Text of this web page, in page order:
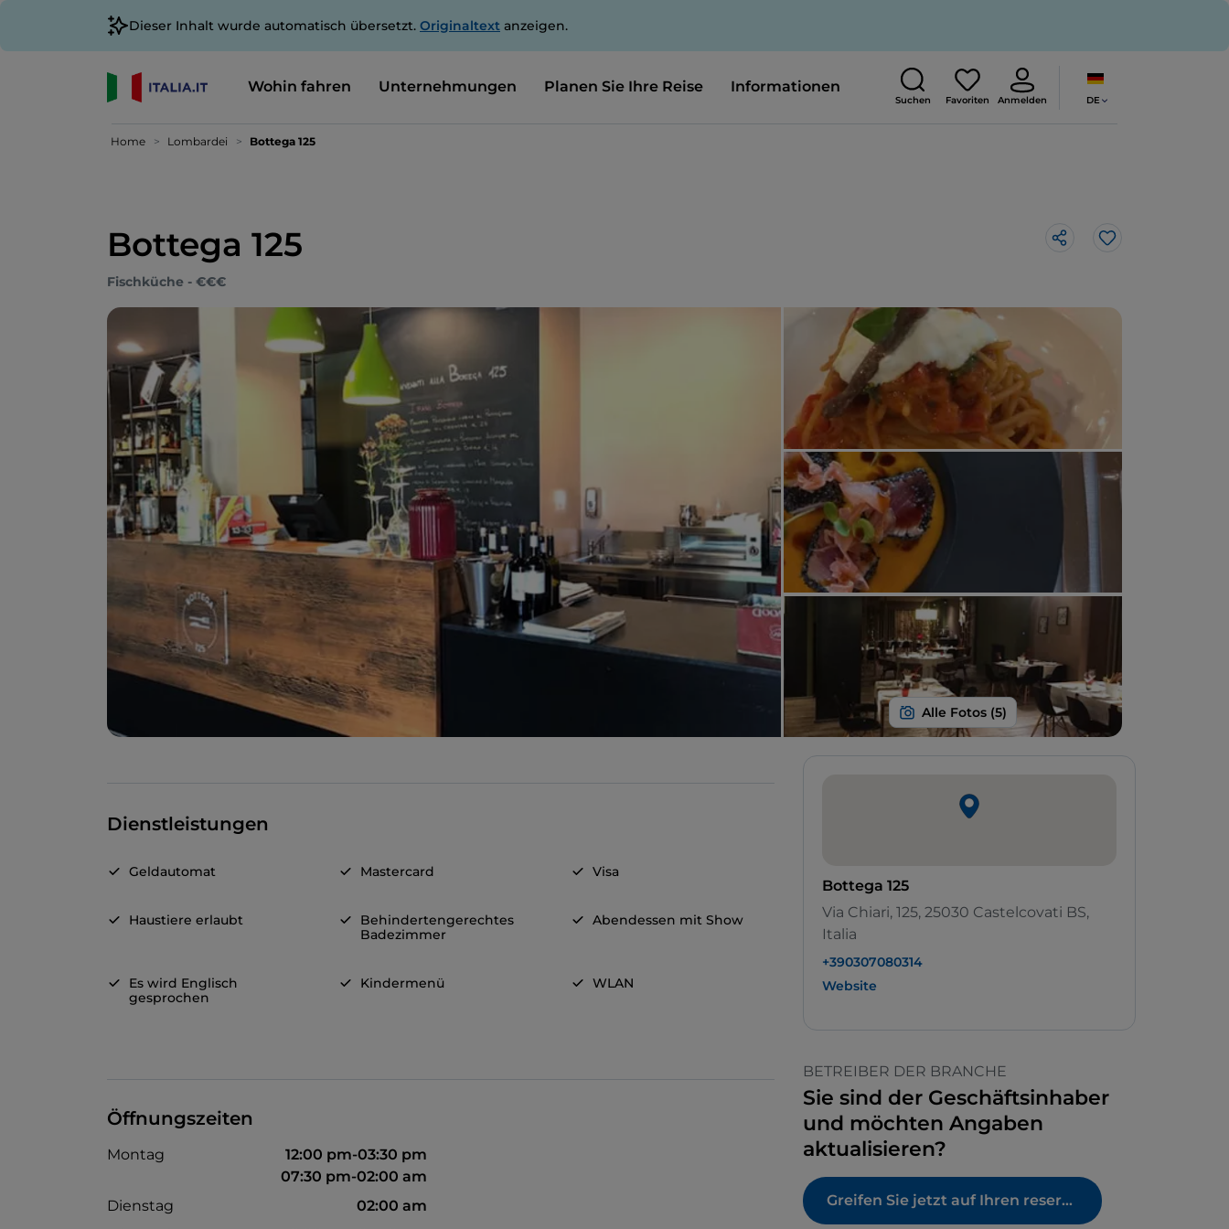
Dieser Inhalt wurde automatisch übersetzt. Originaltext anzeigen.
Wohin fahren Unternehmungen Planen Sie Ihre Reise Informationen
Suchen Favoriten Anmelden DE
Home Lombardei Bottega 125
Bottega 125 Like
Fischküche - €€€
Dienstleistungen
Geldautomat Mastercard Visa
Haustiere erlaubt
Behindertengerechtes
Badezimmer
Abendessen mit Show
Es wird Englisch
gesprochen
Kindermenü WLAN
Öffnungszeiten
Montag
12:00 pm-03:30 pm
07:30 pm-02:00 am
Dienstag
02:00 am
Bottega 125
Via Chiari, 125, 25030 Castelcovati BS,
Italia
+390307080314
Website
BETREIBER DER BRANCHE
Sie sind der Geschäftsinhaber
und möchten Angaben
aktualisieren?
Greifen Sie jetzt auf Ihren reservierten Bereich zu